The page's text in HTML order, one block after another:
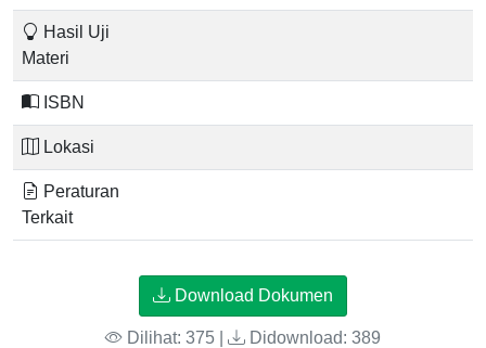
Hasil Uji
Materi
ISBN
Lokasi
Peraturan
Terkait
Download Dokumen
Dilihat: 375 | Didownload: 389